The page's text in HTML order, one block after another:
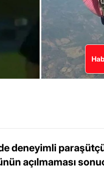
deneyimli
açılmaması